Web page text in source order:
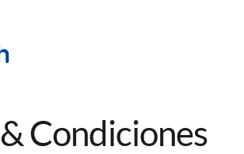
& Condiciones